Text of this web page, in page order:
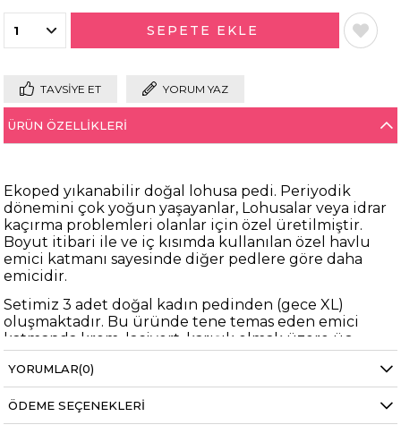
TAVSIYE ET YORUM YAZ
ÜRÜN ÖZELLIKLERI
Ekoped yıkanabilir doğal lohusa pedi. Periyodik
dönemini çok yoğun yaşayanlar, Lohusalar veya idrar
kaçırma problemleri olanlar için özel üretilmiştir.
Boyut itibari ile ve iç kısımda kullanılan özel havlu
emici katmanı sayesinde diğer pedlere göre daha
emicidir.
Setimiz 3 adet doğal kadın pedinden (gece XL)
oluşmaktadır. Bu üründe tene temas eden emici
katmanda krem, lacivert, karışık olmak üzere üç
farklı seçenek bulunmaktadır. Resimde görmüş
olduğunuz desenler tarafınıza gönderilecektir
Yıkanabilir Doğal Kadın Pedi %100 pamuk ve bambu
kumaşları kullanılarak üretilmektedir. Yumuşak
YORUMLAR(0)
ÖDEME SEÇENEKLERI